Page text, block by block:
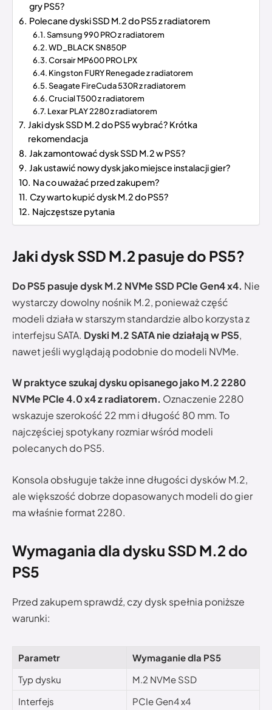
gry PS5?
Polecane dyski SSD M.2 do PS5 z radiatorem
Samsung 990 PRO z radiatorem
WD_BLACK SN850P
Corsair MP600 PRO LPX
Kingston FURY Renegade z radiatorem
Seagate FireCuda 530R z radiatorem
Crucial T500 z radiatorem
Lexar PLAY 2280 z radiatorem
Jaki dysk SSD M.2 do PS5 wybrać? Krótka
rekomendacja
Jak zamontować dysk SSD M.2 w PS5?
Jak ustawić nowy dysk jako miejsce instalacji gier?
Na co uważać przed zakupem?
Czy warto kupić dysk M.2 do PS5?
Najczęstsze pytania
Jaki dysk SSD M.2 pasuje do PS5?
Do PS5 pasuje dysk M.2 NVMe SSD PCIe Gen4 x4. Nie
wystarczy dowolny nośnik M.2, ponieważ część
modeli działa w starszym standardzie albo korzysta z
interfejsu SATA. Dyski M.2 SATA nie działają w PS5,
nawet jeśli wyglądają podobnie do modeli NVMe.
W praktyce szukaj dysku opisanego jako M.2 2280
NVMe PCIe 4.0 x4 z radiatorem. Oznaczenie 2280
wskazuje szerokość 22 mm i długość 80 mm. To
najczęściej spotykany rozmiar wśród modeli
polecanych do PS5.
Konsola obsługuje także inne długości dysków M.2,
ale większość dobrze dopasowanych modeli do gier
ma właśnie format 2280.
Wymagania dla dysku SSD M.2 do
PS5
Przed zakupem sprawdź, czy dysk spełnia poniższe
warunki:
Parametr
Wymaganie dla PS5
Typ dysku
M.2 NVMe SSD
Interfejs
PCIe Gen4 x4